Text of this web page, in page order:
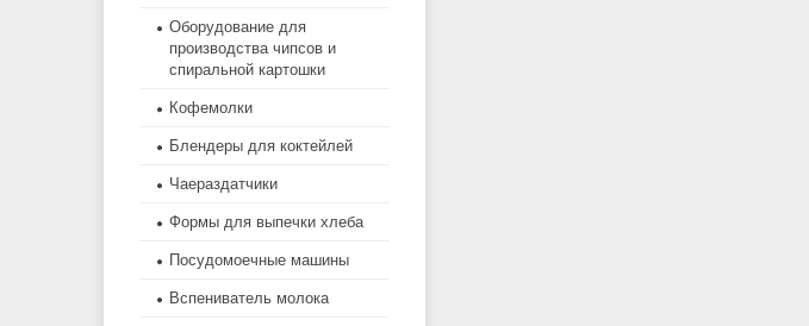
Оборудование для
производства чипсов и
спиральной картошки
Кофемолки
Блендеры для коктейлей
Чаераздатчики
Формы для выпечки хлеба
Посудомоечные машины
Вспениватель молока